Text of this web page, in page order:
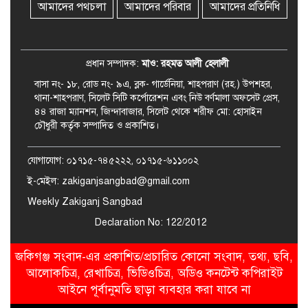
সত্যতা মেলেনি
একজন গ্রেপ্তার
আমাদের পথচলা আমাদের পরিবার আমাদের প্রতিনিধি
প্রধান সম্পাদক:মাও: রহমত আলী হেলালী
বাসা নং- ১৮, রোড নং- ৯এ, ব্লক- গার্ডেনিয়া, শাহপরাণ (রহ.) উপশহর,
থানা-শাহপরাণ, সিলেট সিটি কর্পোরেশন এবং নিউ বর্ণমালা অফসেট প্রেস,
৪৪ রাজা ম্যানশন, জিন্দাবাজার, সিলেট থেকে শরীফ মো: হোসাইন
চৌধুরী কর্তৃক সম্পাদিত ও প্রকাশিত।
যোগাযোগ: ০১৭১৫-৭৪৫২২২, ০১৭১৫-৬১১০০২
ই-মেইল: zakiganjsangbad@gmail.com
Weekly Zakiganj Sangbad
Declaration No: 122/2012
জকিগঞ্জ সংবাদ-এর প্রকাশিত/প্রচারিত কোনো সংবাদ, তথ্য, ছবি,
আলোকচিত্র, রেখাচিত্র, ভিডিওচিত্র, অডিও কনটেন্ট কপিরাইট
আইনে পূর্বানুমতি ছাড়া ব্যবহার করা যাবে না